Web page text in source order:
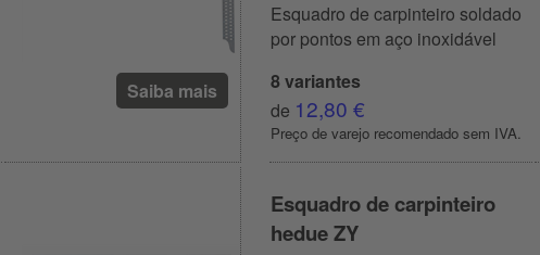
Saiba mais
Esquadro de carpinteiro soldado
por pontos em aço inoxidável
8 variantes
de 12,80 €
Preço de varejo recomendado sem IVA.
Esquadro de carpinteiro
hedue ZY